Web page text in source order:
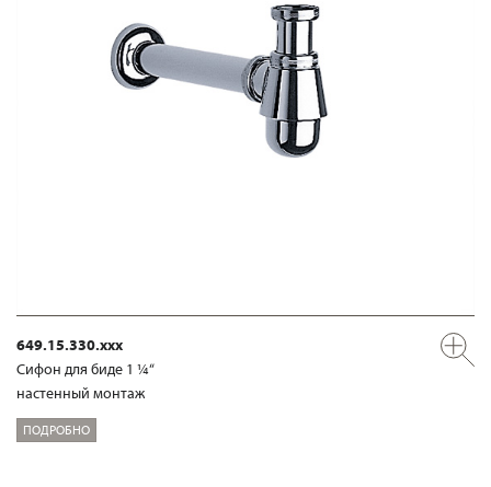
649.15.330.xxx
Сифон для биде 1 ¼“
настенный монтаж
ПОДРОБНО